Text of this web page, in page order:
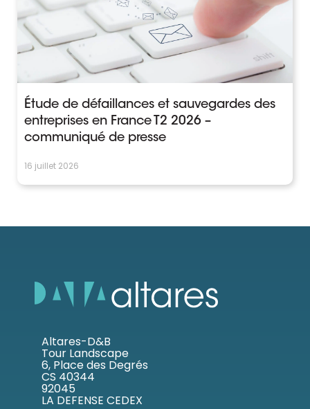
Étude de défaillances et sauvegardes des
entreprises en France T2 2026 –
communiqué de presse
16 juillet 2026
Altares-D&B
Tour Landscape
6, Place des Degrés
CS 40344
92045
LA DEFENSE CEDEX